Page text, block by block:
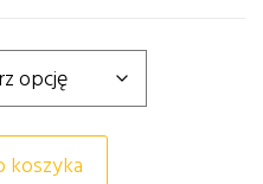
RUCHOWYCH,
koszyka